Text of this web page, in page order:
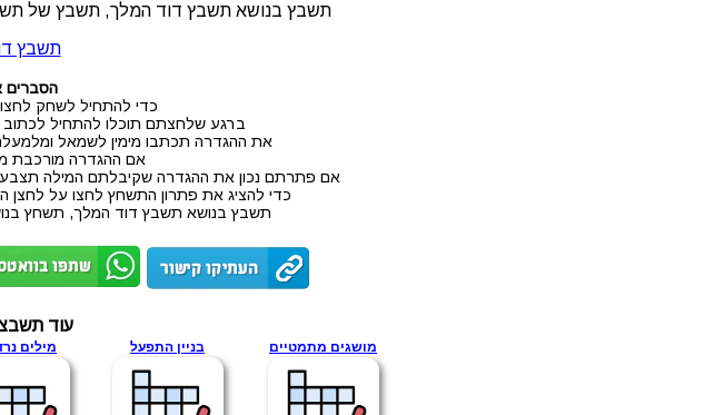
תשבץ בנושא תשבץ דוד המלך, תשבץ של
תשבץ
כדי להתחיל לשחק
ברגע שלחצתם תוכלו להתחיל לכתוב
את ההגדרה תכתבו מימין לשמאל
אם ההגדרה מורכבת מ2 מילים הן ירשמו ברצף ללא
אם פתרתם נכון את ההגדרה שקיבלתם המילה
כדי להציג את פתרון התשחץ לחצו על לחצן
תשבץ בנושא תשבץ דוד המלך, תשחץ
עוד
מושגים מתמטיים בניין התפעל מילים